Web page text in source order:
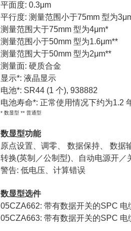
平面度: 0.3μm
平行度: 测量范围小于75mm 型为
测量范围大于75mm 型为4μm*
测量范围小于50mm 型为1.6μm**
测量范围大于50mm 型为2μm**
测量面: 硬质合金
显示*: 液晶显示
电池*: SR44 (1 个), 938882
电池寿命*: 正常使用情况下约为1.2
* 数显型 ** 普通型
数显型功能
原点设置、调零、 数据保持、 数据
转换(英制／公制型)、自动电源开／
警告: 低电压、计算错误
数显型选件
05CZA662: 带有数据开关的SPC 电
05CZA663: 带有数据开关的SPC 电